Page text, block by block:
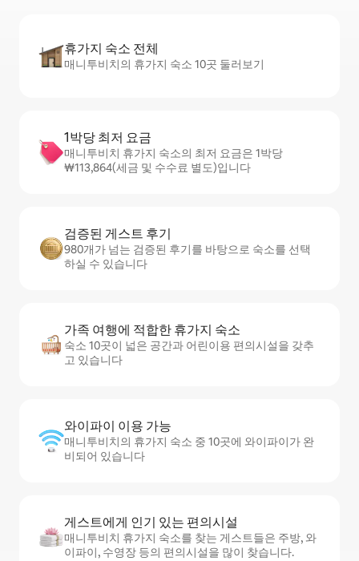
휴가지 숙소 전체
매니투비치의 휴가지 숙소 10곳 둘러보기
1박당 최저 요금
매니투비치 휴가지 숙소의 최저 요금은 1박당
₩113,864(세금 및 수수료 별도)입니다
검증된 게스트 후기
980개가 넘는 검증된 후기를 바탕으로 숙소를 선택
하실 수 있습니다
가족 여행에 적합한 휴가지 숙소
숙소 10곳이 넓은 공간과 어린이용 편의시설을 갖추
고 있습니다
와이파이 이용 가능
매니투비치의 휴가지 숙소 중 10곳에 와이파이가 완
비되어 있습니다
게스트에게 인기 있는 편의시설
매니투비치 휴가지 숙소를 찾는 게스트들은 주방, 와
이파이, 수영장 등의 편의시설을 많이 찾습니다.